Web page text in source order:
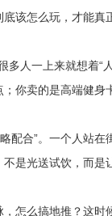
该怎么玩，才能
多人一上来就想
你卖的是高端健
配合”。一个人站
是光送试饮，而
怎么搞地推？这